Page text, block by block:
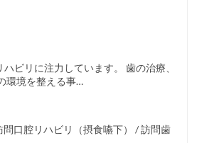
ビリに注力しています。 歯の治療、
環境を整える事…
口腔リハビリ（摂食嚥下） / 訪問歯